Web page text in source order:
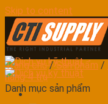
Skip to content
Trang chủ / Sản phẩm /
nâng 4 trụ
Danh mục sản phẩm